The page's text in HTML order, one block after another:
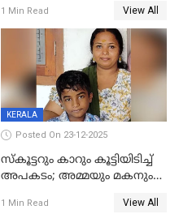
മരിച്ചു
1 Min Read View All
KERALA
Posted On 23-12-2025
സ്കൂട്ടറും കാറും കൂട്ടിയിടിച്ച്
അപകടം; അമ്മയും മകനും
ഗുരുതരാവസ്ഥയിൽ
1 Min Read View All